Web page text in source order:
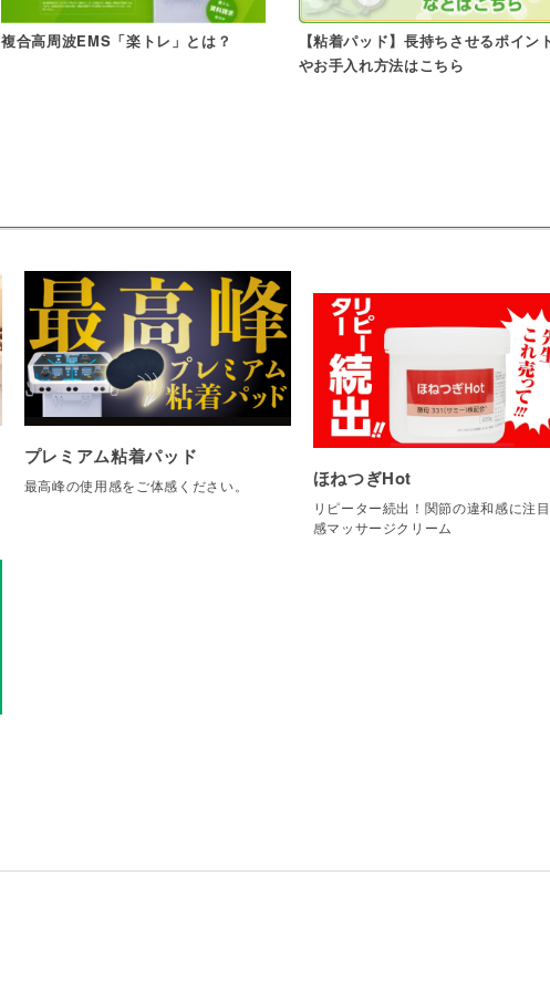
複合高周波EMS「楽トレ」とは？
【粘着パッド】長持ちさせるポイン
やお手入れ方法はこちら
プレミアム粘着パッド
最高峰の使用感をご体感ください。 ほねつぎHot
リピーター続出！関節の違和感に注
感マッサージクリーム